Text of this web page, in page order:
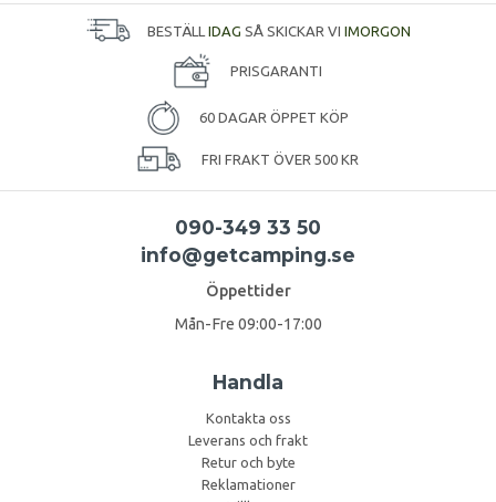
BESTÄLL IDAG SÅ SKICKAR VI IMORGON
PRISGARANTI
60 DAGAR ÖPPET KÖP
FRI FRAKT ÖVER 500 KR
090-349 33 50
info@getcamping.se
Öppettider
Mån-Fre 09:00-17:00
Handla
Kontakta oss
Leverans och frakt
Retur och byte
Reklamationer